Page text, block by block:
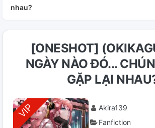
nhau?
[ONESHOT]
NGÀY NÀO ĐÓ...
GẶP LẠI
Akira139
Fanfiction